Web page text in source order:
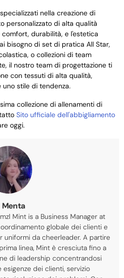
nella creazione di
personalizzato di alta qualità
durabilità, e l'estetica
bisogno di set di pratica All Star,
o collezioni di team
il nostro team di progettazione ti
con tessuti di alta qualità,
uno stile di tendenza.
collezione di allenamenti di
Sito ufficiale dell'abbigliamento
oggi.
Menta
Mint is a Business Manager at
globale dei clienti e
uniformi da cheerleader. A partire
linea, Mint è cresciuta fino a
di leadership concentrandosi
dei clienti, servizio